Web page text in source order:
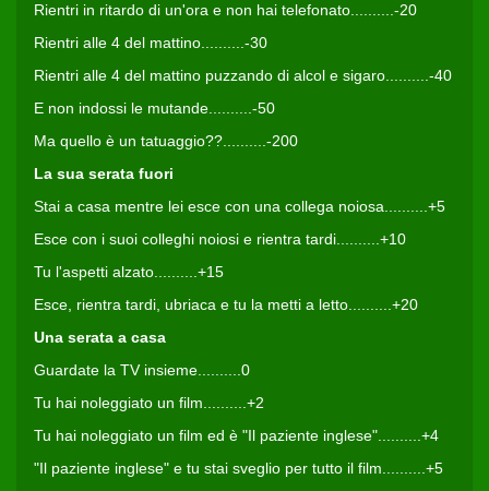
Rientri in ritardo di un'ora e non hai telefonato..........-20
Rientri alle 4 del mattino..........-30
Rientri alle 4 del mattino puzzando di alcol e sigaro..........-40
E non indossi le mutande..........-50
Ma quello è un tatuaggio??..........-200
La sua serata fuori
Stai a casa mentre lei esce con una collega noiosa..........+5
Esce con i suoi colleghi noiosi e rientra tardi..........+10
Tu l'aspetti alzato..........+15
Esce, rientra tardi, ubriaca e tu la metti a letto..........+20
Una serata a casa
Guardate la TV insieme..........0
Tu hai noleggiato un film..........+2
Tu hai noleggiato un film ed è "Il paziente inglese"..........+4
"Il paziente inglese" e tu stai sveglio per tutto il film..........+5